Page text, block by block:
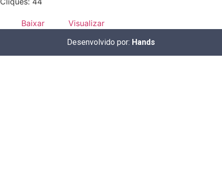
Baixar Visualizar
Desenvolvido por: Hands